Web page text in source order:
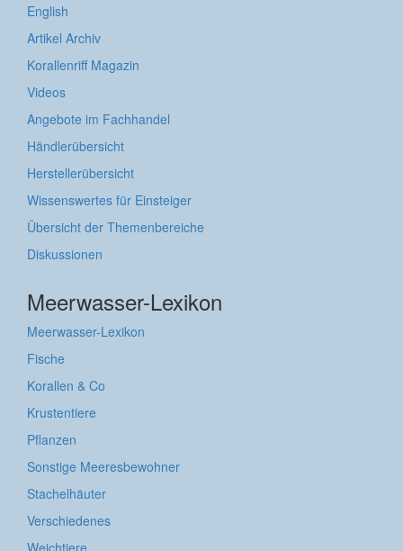
English
Artikel Archiv
Korallenriff Magazin
Videos
Angebote im Fachhandel
Händlerübersicht
Herstellerübersicht
Wissenswertes für Einsteiger
Übersicht der Themenbereiche
Diskussionen
Meerwasser-Lexikon
Meerwasser-Lexikon
Fische
Korallen & Co
Krustentiere
Pflanzen
Sonstige Meeresbewohner
Stachelhäuter
Verschiedenes
Weichtiere